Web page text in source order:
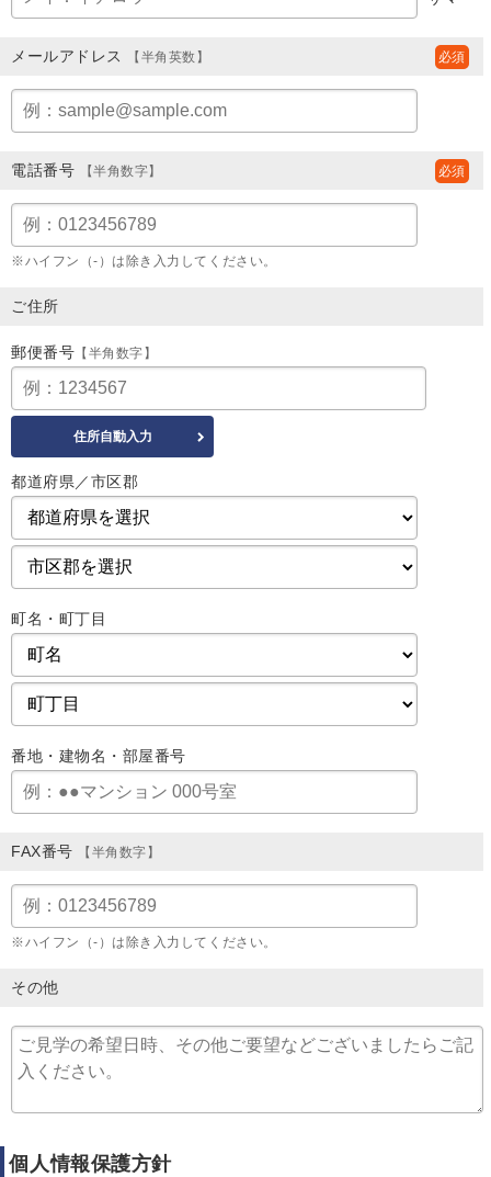
メールアドレス 【半角英数】
電話番号 【半角数字】
※ハイフン（-）は除き入力してください。
ご住所
郵便番号 【半角数字】
都道府県／市区郡
町名・町丁目
番地・建物名・部屋番号
FAX番号 【半角数字】
※ハイフン（-）は除き入力してください。
その他
個人情報保護方針